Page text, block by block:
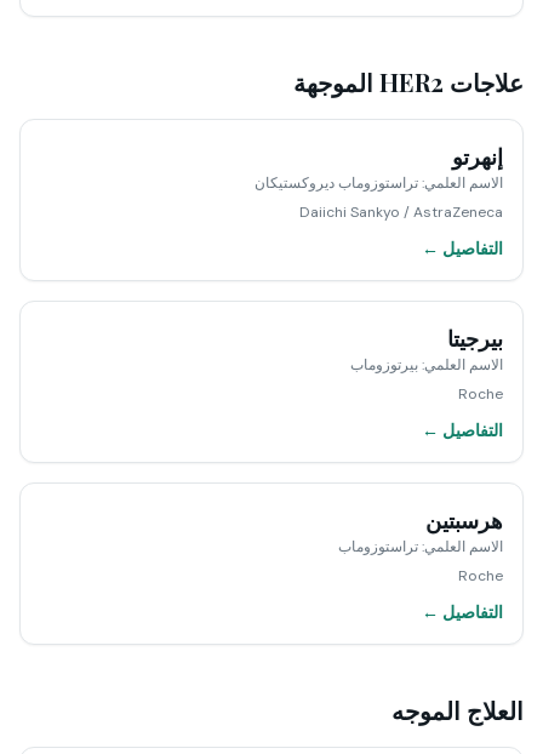
علاجات HER2 الموجهة
إنهرتو
الاسم العلمي:تراستوزوماب ديروكستيكان
Daiichi Sankyo / AstraZeneca
التفاصيل ←
بيرجيتا
الاسم العلمي:بيرتوزوماب
Roche
التفاصيل ←
هرسبتين
الاسم العلمي:تراستوزوماب
Roche
التفاصيل ←
العلاج الموجه